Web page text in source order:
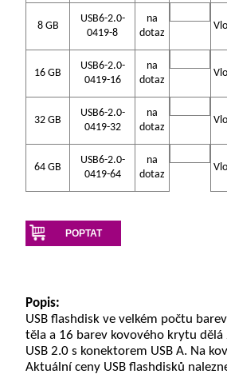
8 GB
USB6-2.0-
0419-8
na
dotaz
16 GB
USB6-2.0-
0419-16
na
dotaz
32 GB
USB6-2.0-
0419-32
na
dotaz
64 GB
USB6-2.0-
0419-64
na
dotaz
POPTAT
Popis:
USB flashdisk ve velkém počtu
těla a 16 barev kovového krytu
USB 2.0 s konektorem USB A. Na
Aktuální ceny USB flashdisků